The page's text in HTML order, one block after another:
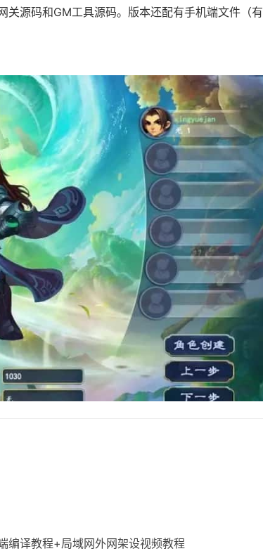
关源码和GM工具源码。版本还配有手机端文件（有
编译教程+局域网外网架设视频教程